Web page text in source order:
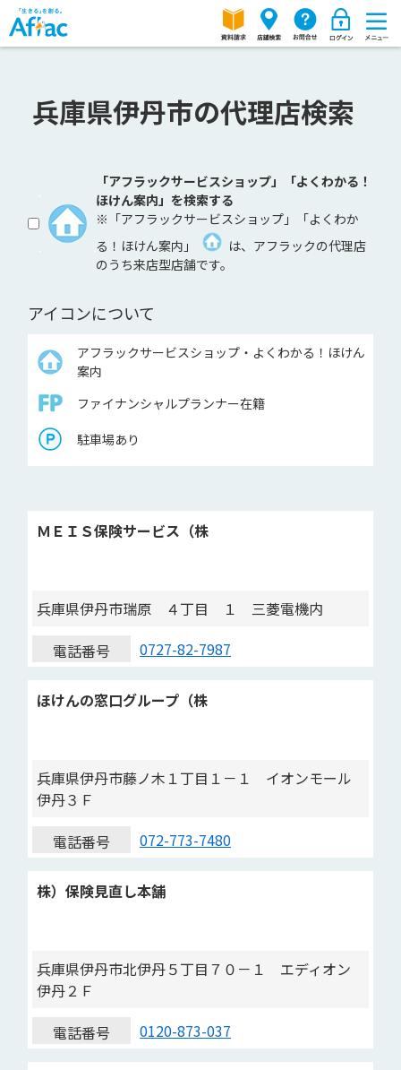
兵庫県伊丹市の代理店検索
「アフラックサービスショップ」「よくわかる！
ほけん案内」を検索する
※「アフラックサービスショップ」「よくわか
る！ほけん案内」
は、アフラックの代理店
のうち来店型店舗です。
アイコンについて
アフラックサービスショップ・よくわかる！ほけん
案内
ファイナンシャルプランナー在籍
駐車場あり
ＭＥＩＳ保険サービス（株
兵庫県伊丹市瑞原 ４丁目 １ 三菱電機内
電話番号
0727-82-7987
ほけんの窓口グループ（株
兵庫県伊丹市藤ノ木１丁目１－１ イオンモール
伊丹３Ｆ
電話番号
072-773-7480
株）保険見直し本舗
兵庫県伊丹市北伊丹５丁目７０－１ エディオン
伊丹２Ｆ
電話番号
0120-873-037